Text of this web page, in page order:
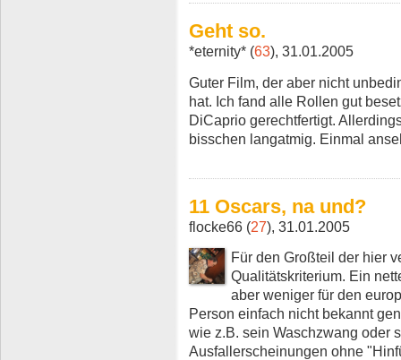
Geht so.
*eternity* (63), 31.01.2005
Guter Film, der aber nicht
hat. Ich fand alle Rollen gut
DiCaprio gerechtfertigt.
bisschen langatmig. Einmal
11 Oscars, na und?
flocke66 (27), 31.01.2005
Für den Großteil der hier
Qualitätskriterium. Ein
aber weniger für den
Person einfach nicht bekannt
wie z.B. sein Waschzwang oder
Ausfallerscheinungen ohne